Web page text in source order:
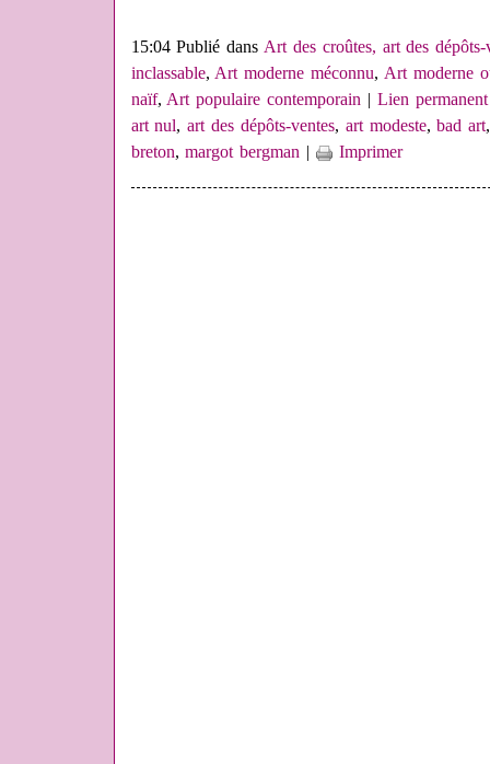
15:04 Publié dansArt des croûtes, art des dépôts-
inclassable,Art moderne méconnu, Art moderne
naïf,Art populaire contemporain | Lien permanent
art nul,art des dépôts-ventes, art modeste,bad art
breton,margot bergman | Imprimer